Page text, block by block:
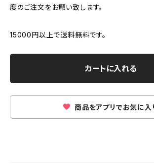
度のご注文をお願い致します。
15000円以上で送料無料です。
カートに入れる
商品をアプリでお気に入